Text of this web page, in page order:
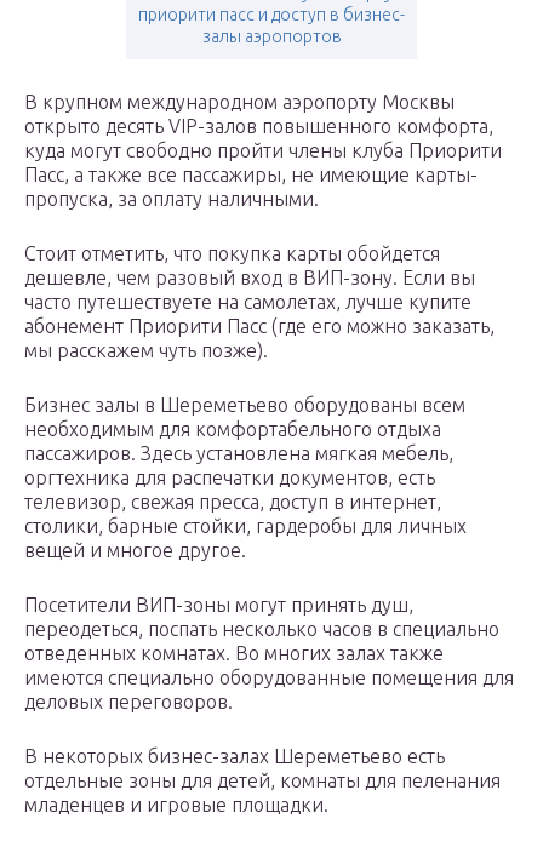
приорити пасс и доступ в бизнес-
залы аэропортов
В крупном международном аэропорту Москвы
открыто десять VIP-залов повышенного комфорта,
куда могут свободно пройти члены клуба Приорити
Пасс, а также все пассажиры, не имеющие карты-
пропуска, за оплату наличными.
Стоит отметить, что покупка карты обойдется
дешевле, чем разовый вход в ВИП-зону. Если вы
часто путешествуете на самолетах, лучше купите
абонемент Приорити Пасс (где его можно заказать,
мы расскажем чуть позже).
Бизнес залы в Шереметьево оборудованы всем
необходимым для комфортабельного отдыха
пассажиров. Здесь установлена мягкая мебель,
оргтехника для распечатки документов, есть
телевизор, свежая пресса, доступ в интернет,
столики, барные стойки, гардеробы для личных
вещей и многое другое.
Посетители ВИП-зоны могут принять душ,
переодеться, поспать несколько часов в специально
отведенных комнатах. Во многих залах также
имеются специально оборудованные помещения для
деловых переговоров.
В некоторых бизнес-залах Шереметьево есть
отдельные зоны для детей, комнаты для пеленания
младенцев и игровые площадки.